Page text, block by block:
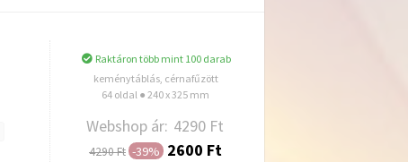
Raktáron több mint 100 darab
keménytáblás, cérnafűzött
64 oldal ● 240 x 325 mm
Webshop ár: 4290 Ft
4290 Ft -39% 2600 Ft